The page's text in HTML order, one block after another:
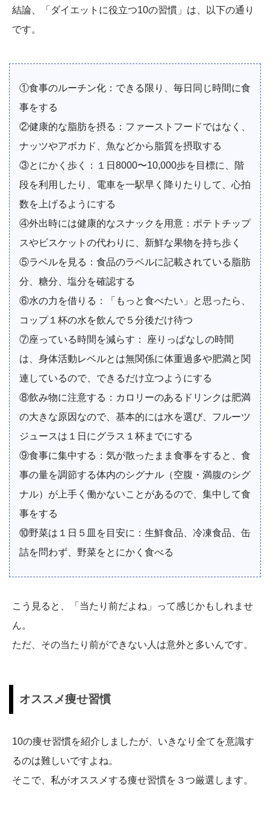
結論、「ダイエットに役立つ10の習慣」は、以下の通り
です。
①食事のルーチン化：できる限り、毎日同じ時間に食
事をする
②健康的な脂肪を摂る：ファーストフードではなく、
ナッツやアボカド、魚などから脂質を摂取する
③とにかく歩く：１日8000〜10,000歩を目標に、階
段を利用したり、電車を一駅早く降りたりして、心拍
数を上げるようにする
④外出時には健康的なスナックを用意：ポテトチップ
スやビスケットの代わりに、新鮮な果物を持ち歩く
⑤ラベルを見る：食品のラベルに記載されている脂肪
分、糖分、塩分を確認する
⑥水の力を借りる：「もっと食べたい」と思ったら、
コップ１杯の水を飲んで５分後だけ待つ
⑦座っている時間を減らす： 座りっぱなしの時間
は、身体活動レベルとは無関係に体重過多や肥満と関
連しているので、できるだけ立つようにする
⑧飲み物に注意する：カロリーのあるドリンクは肥満
の大きな原因なので、基本的には水を選び、フルーツ
ジュースは１日にグラス１杯までにする
⑨食事に集中する：気が散ったまま食事をすると、食
事の量を調節する体内のシグナル（空腹・満腹のシグ
ナル）が上手く働かないことがあるので、集中して食
事をする
⑩野菜は１日５皿を目安に：生鮮食品、冷凍食品、缶
詰を問わず、野菜をとにかく食べる
こう見ると、「当たり前だよね」って感じかもしれませ
ん。
ただ、その当たり前ができない人は意外と多いんです。
オススメ痩せ習慣
10の痩せ習慣を紹介しましたが、いきなり全てを意識す
るのは難しいですよね。
そこで、私がオススメする痩せ習慣を３つ厳選します。